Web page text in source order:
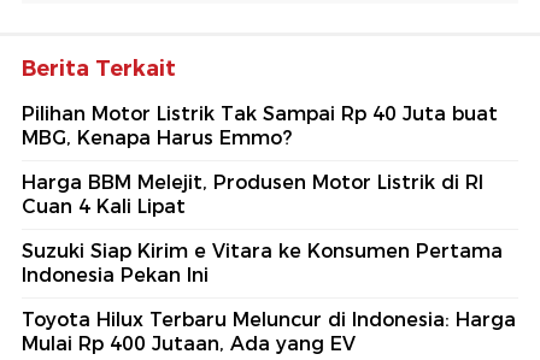
Berita Terkait
Pilihan Motor Listrik Tak Sampai Rp 40 Juta buat
MBG, Kenapa Harus Emmo?
Harga BBM Melejit, Produsen Motor Listrik di RI
Cuan 4 Kali Lipat
Suzuki Siap Kirim e Vitara ke Konsumen Pertama
Indonesia Pekan Ini
Toyota Hilux Terbaru Meluncur di Indonesia: Harga
Mulai Rp 400 Jutaan, Ada yang EV